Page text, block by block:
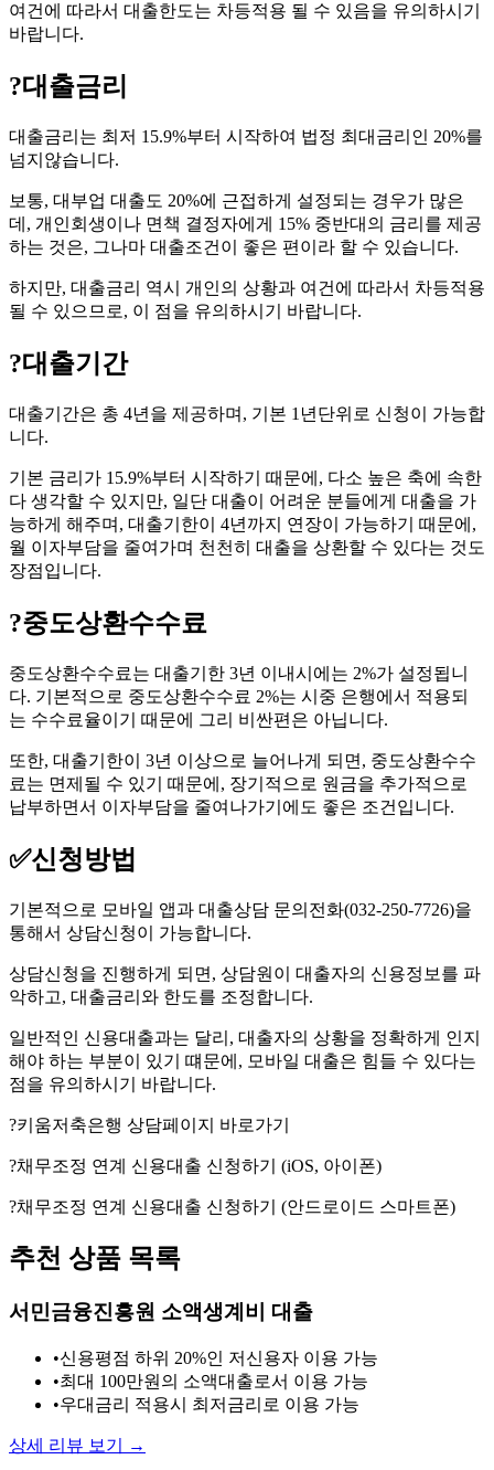
여건에 따라서 대출한도는 차등적용 될 수 있음을 유의하시기
바랍니다.
?대출금리
대출금리는 최저 15.9%부터 시작하여 법정 최대금리인 20%를
넘지않습니다.
보통, 대부업 대출도 20%에 근접하게 설정되는 경우가 많은
데, 개인회생이나 면책 결정자에게 15% 중반대의 금리를 제공
하는 것은, 그나마 대출조건이 좋은 편이라 할 수 있습니다.
하지만, 대출금리 역시 개인의 상황과 여건에 따라서 차등적용
될 수 있으므로, 이 점을 유의하시기 바랍니다.
?대출기간
대출기간은 총 4년을 제공하며, 기본 1년단위로 신청이 가능합
니다.
기본 금리가 15.9%부터 시작하기 때문에, 다소 높은 축에 속한
다 생각할 수 있지만, 일단 대출이 어려운 분들에게 대출을 가
능하게 해주며, 대출기한이 4년까지 연장이 가능하기 때문에,
월 이자부담을 줄여가며 천천히 대출을 상환할 수 있다는 것도
장점입니다.
?중도상환수수료
중도상환수수료는 대출기한 3년 이내시에는 2%가 설정됩니
다. 기본적으로 중도상환수수료 2%는 시중 은행에서 적용되
는 수수료율이기 때문에 그리 비싼편은 아닙니다.
또한, 대출기한이 3년 이상으로 늘어나게 되면, 중도상환수수
료는 면제될 수 있기 때문에, 장기적으로 원금을 추가적으로
납부하면서 이자부담을 줄여나가기에도 좋은 조건입니다.
✅신청방법
기본적으로 모바일 앱과 대출상담 문의전화(032-250-7726)을
통해서 상담신청이 가능합니다.
상담신청을 진행하게 되면, 상담원이 대출자의 신용정보를 파
악하고, 대출금리와 한도를 조정합니다.
일반적인 신용대출과는 달리, 대출자의 상황을 정확하게 인지
해야 하는 부분이 있기 떄문에, 모바일 대출은 힘들 수 있다는
점을 유의하시기 바랍니다.
?키움저축은행 상담페이지 바로가기
?채무조정 연계 신용대출 신청하기 (iOS, 아이폰)
?채무조정 연계 신용대출 신청하기 (안드로이드 스마트폰)
추천 상품 목록
서민금융진흥원 소액생계비 대출
•신용평점 하위 20%인 저신용자 이용 가능
•최대 100만원의 소액대출로서 이용 가능
•우대금리 적용시 최저금리로 이용 가능
상세 리뷰 보기 →